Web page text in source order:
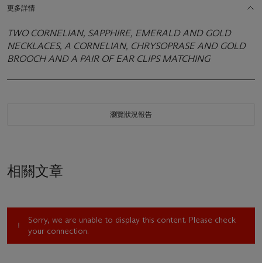
更多詳情
TWO CORNELIAN, SAPPHIRE, EMERALD AND GOLD
NECKLACES, A CORNELIAN, CHRYSOPRASE AND GOLD
BROOCH AND A PAIR OF EAR CLIPS MATCHING
瀏覽狀況報告
相關文章
Sorry, we are unable to display this content. Please check
your connection.